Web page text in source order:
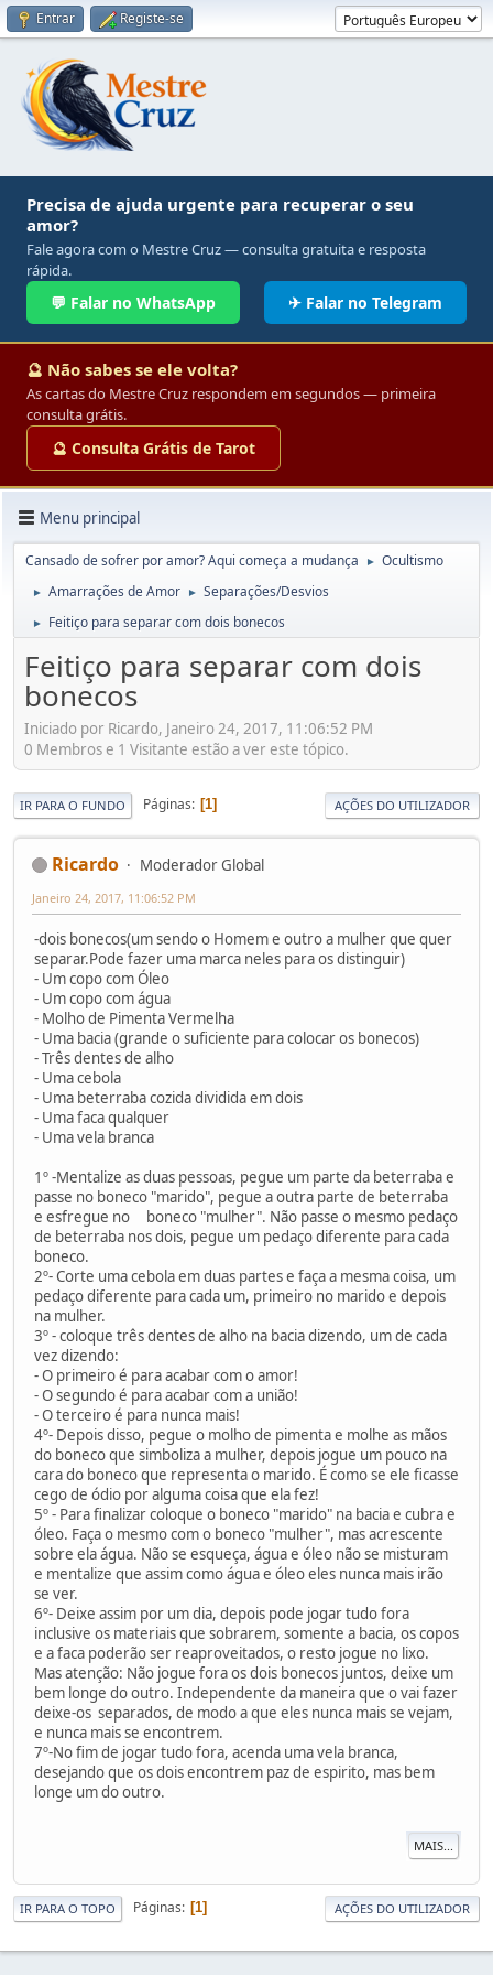
Entrar Registe-se
Precisa de ajuda urgente para recuperar o seu
amor?
Fale agora com o Mestre Cruz — consulta gratuita e resposta
rápida.
💬 Falar no WhatsApp ✈ Falar no Telegram
🔮 Não sabes se ele volta?
As cartas do Mestre Cruz respondem em segundos — primeira
consulta grátis.
🔮 Consulta Grátis de Tarot
Menu principal
Cansado de sofrer por amor? Aqui começa a mudança ► Ocultismo
► Amarrações de Amor ► Separações/Desvios
► Feitiço para separar com dois bonecos
Feitiço para separar com dois
bonecos
Iniciado por Ricardo, Janeiro 24, 2017, 11:06:52 PM
0 Membros e 1 Visitante estão a ver este tópico.
IR PARA O FUNDO Páginas 1 AÇÕES DO UTILIZADOR
Ricardo Moderador Global
Janeiro 24, 2017, 11:06:52 PM
-dois bonecos(um sendo o Homem e outro a mulher que quer
separar.Pode fazer uma marca neles para os distinguir)
- Um copo com Óleo
- Um copo com água
- Molho de Pimenta Vermelha
- Uma bacia (grande o suficiente para colocar os bonecos)
- Três dentes de alho
- Uma cebola
- Uma beterraba cozida dividida em dois
- Uma faca qualquer
- Uma vela branca
1º -Mentalize as duas pessoas, pegue um parte da beterraba e
passe no boneco "marido", pegue a outra parte de beterraba
e esfregue no boneco "mulher". Não passe o mesmo pedaço
de beterraba nos dois, pegue um pedaço diferente para cada
boneco.
2º- Corte uma cebola em duas partes e faça a mesma coisa, um
pedaço diferente para cada um, primeiro no marido e depois
na mulher.
3º - coloque três dentes de alho na bacia dizendo, um de cada
vez dizendo:
- O primeiro é para acabar com o amor!
- O segundo é para acabar com a união!
- O terceiro é para nunca mais!
4º- Depois disso, pegue o molho de pimenta e molhe as mãos
do boneco que simboliza a mulher, depois jogue um pouco na
cara do boneco que representa o marido. É como se ele ficasse
cego de ódio por alguma coisa que ela fez!
5º - Para finalizar coloque o boneco "marido" na bacia e cubra e
óleo. Faça o mesmo com o boneco "mulher", mas acrescente
sobre ela água. Não se esqueça, água e óleo não se misturam
e mentalize que assim como água e óleo eles nunca mais irão
se ver.
6º- Deixe assim por um dia, depois pode jogar tudo fora
inclusive os materiais que sobrarem, somente a bacia, os copos
e a faca poderão ser reaproveitados, o resto jogue no lixo.
Mas atenção: Não jogue fora os dois bonecos juntos, deixe um
bem longe do outro. Independente da maneira que o vai fazer
deixe-os separados, de modo a que eles nunca mais se vejam,
e nunca mais se encontrem.
7º-No fim de jogar tudo fora, acenda uma vela branca,
desejando que os dois encontrem paz de espirito, mas bem
longe um do outro.
MAIS...
IR PARA O TOPO Páginas 1 AÇÕES DO UTILIZADOR